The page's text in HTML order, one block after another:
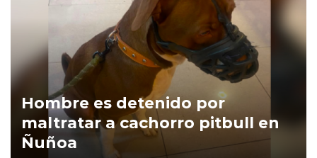
Hombre es detenido por
maltratar a cachorro pitbull en
Ñuñoa